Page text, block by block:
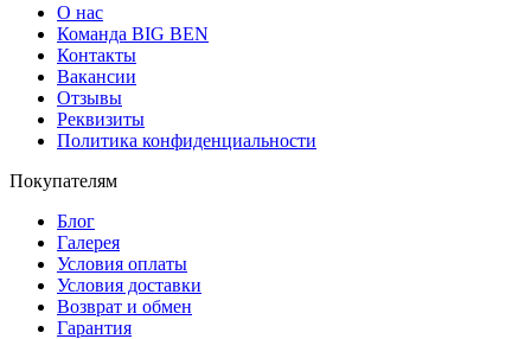
О нас
Команда BIG BEN
Контакты
Вакансии
Отзывы
Реквизиты
Политика конфиденциальности
Покупателям
Блог
Галерея
Условия оплаты
Условия доставки
Возврат и обмен
Гарантия